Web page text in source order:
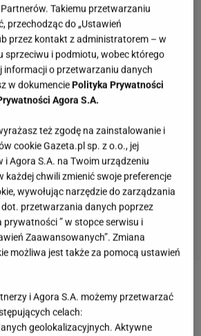
Meghan przytuliła Beyonce
Lwa
Takiemu przetwarzaniu
przechodząc do „Ustawień
przez kontakt z administratorem – w
sprzeciwu i podmiotu, wobec którego
informacji o przetwarzaniu danych
w dokumenciePolityka Prywatności
Agora S.A.
też zgodę na zainstalowanie i
cookie Gazeta.pl sp. z o.o., jej
Agora S.A. na Twoim urządzeniu
każdej chwili zmienić swoje preferencje
wywołując narzędzie do zarządzania
przetwarzania danych poprzez
prywatności ” w stopce serwisu i
Zaawansowanych”. Zmiana
możliwa jest także za pomocą ustawień
i Agora S.A. możemy przetwarzać
celach:
geolokalizacyjnych. Aktywne